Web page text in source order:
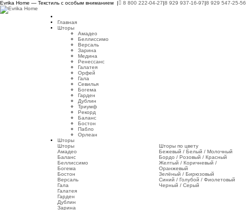
Evrika Home — Текстиль с особым вниманием | 8 800 222-04-27|8 929 937-16-97|8 929 547-25-56
Главная
Шторы
Амадео
Беллиссимо
Версаль
Зарина
Медина
Ренессанс
Галатея
Орфей
Гала
Севилья
Богема
Гарден
Дублин
Триумф
Рекорд
Баланс
Бостон
Пабло
Орлеан
Шторы
Шторы
Амадео
Баланс
Беллиссимо
Богема
Бостон
Версаль
Гала
Галатея
Гарден
Дублин
Зарина
Шторы по цвету
Бежевый / Белый / Молочный
Бордо / Розовый / Красный
Желтый / Коричневый /
Оранжевый
Зелёный / Бирюзовый
Синий / Голубой / Фиолетовый
Черный / Серый